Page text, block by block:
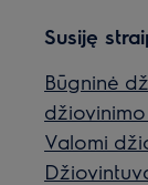
Susiję
Būgninė
Valomi